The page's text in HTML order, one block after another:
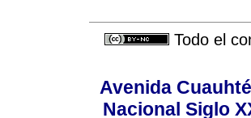
Todo el
Avenida
Nacional Siglo